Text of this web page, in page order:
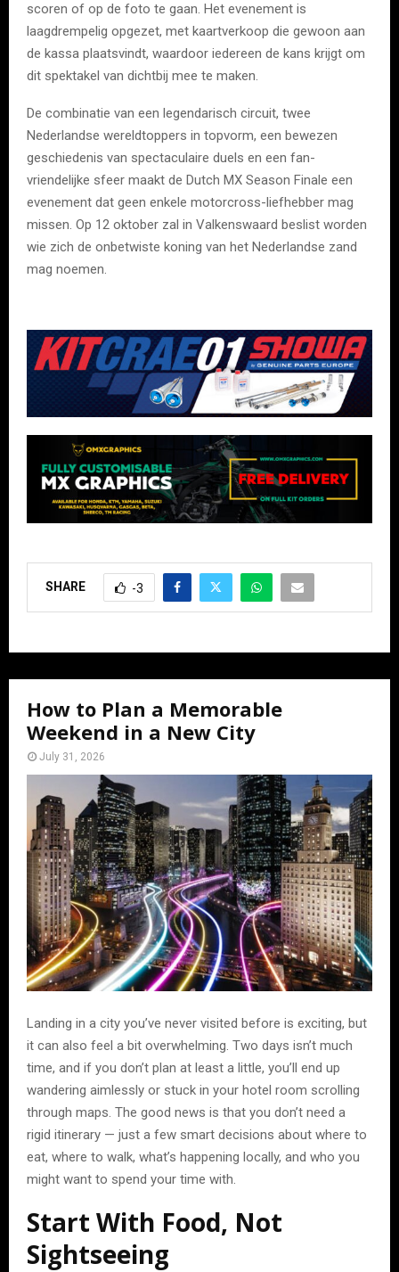
scoren of op de foto te gaan. Het evenement is
laagdrempelig opgezet, met kaartverkoop die gewoon aan
de kassa plaatsvindt, waardoor iedereen de kans krijgt om
dit spektakel van dichtbij mee te maken.
De combinatie van een legendarisch circuit, twee
Nederlandse wereldtoppers in topvorm, een bewezen
geschiedenis van spectaculaire duels en een fan-
vriendelijke sfeer maakt de Dutch MX Season Finale een
evenement dat geen enkele motorcross-liefhebber mag
missen. Op 12 oktober zal in Valkenswaard beslist worden
wie zich de onbetwiste koning van het Nederlandse zand
mag noemen.
SHARE -3
How to Plan a Memorable
Weekend in a New City
July 31, 2026
Landing in a city you’ve never visited before is exciting, but
it can also feel a bit overwhelming. Two days isn’t much
time, and if you don’t plan at least a little, you’ll end up
wandering aimlessly or stuck in your hotel room scrolling
through maps. The good news is that you don’t need a
rigid itinerary — just a few smart decisions about where to
eat, where to walk, what’s happening locally, and who you
might want to spend your time with.
Start With Food, Not
Sightseeing